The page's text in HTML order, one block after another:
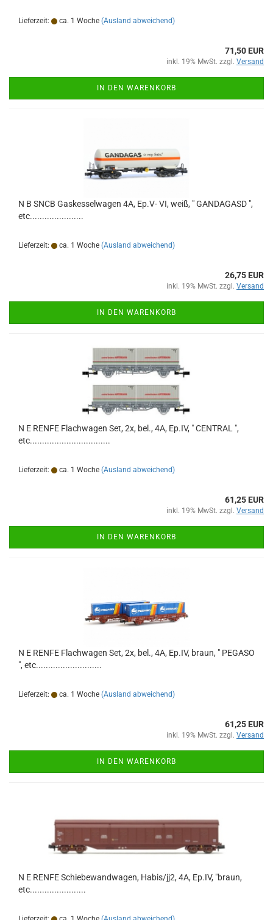
Lieferzeit: ca. 1 Woche (Ausland abweichend)
71,50 EUR
inkl. 19% MwSt. zzgl. Versand
IN DEN WARENKORB
N B SNCB Gaskesselwagen 4A, Ep.V- VI, weiß, " GANDAGASD ",
etc......................
Lieferzeit: ca. 1 Woche (Ausland abweichend)
26,75 EUR
inkl. 19% MwSt. zzgl. Versand
IN DEN WARENKORB
N E RENFE Flachwagen Set, 2x, bel., 4A, Ep.IV, " CENTRAL ",
etc.................................
Lieferzeit: ca. 1 Woche (Ausland abweichend)
61,25 EUR
inkl. 19% MwSt. zzgl. Versand
IN DEN WARENKORB
N E RENFE Flachwagen Set, 2x, bel., 4A, Ep.IV, braun, " PEGASO
", etc...........................
Lieferzeit: ca. 1 Woche (Ausland abweichend)
61,25 EUR
inkl. 19% MwSt. zzgl. Versand
IN DEN WARENKORB
N E RENFE Schiebewandwagen, Habis/jj2, 4A, Ep.IV, "braun,
etc.......................